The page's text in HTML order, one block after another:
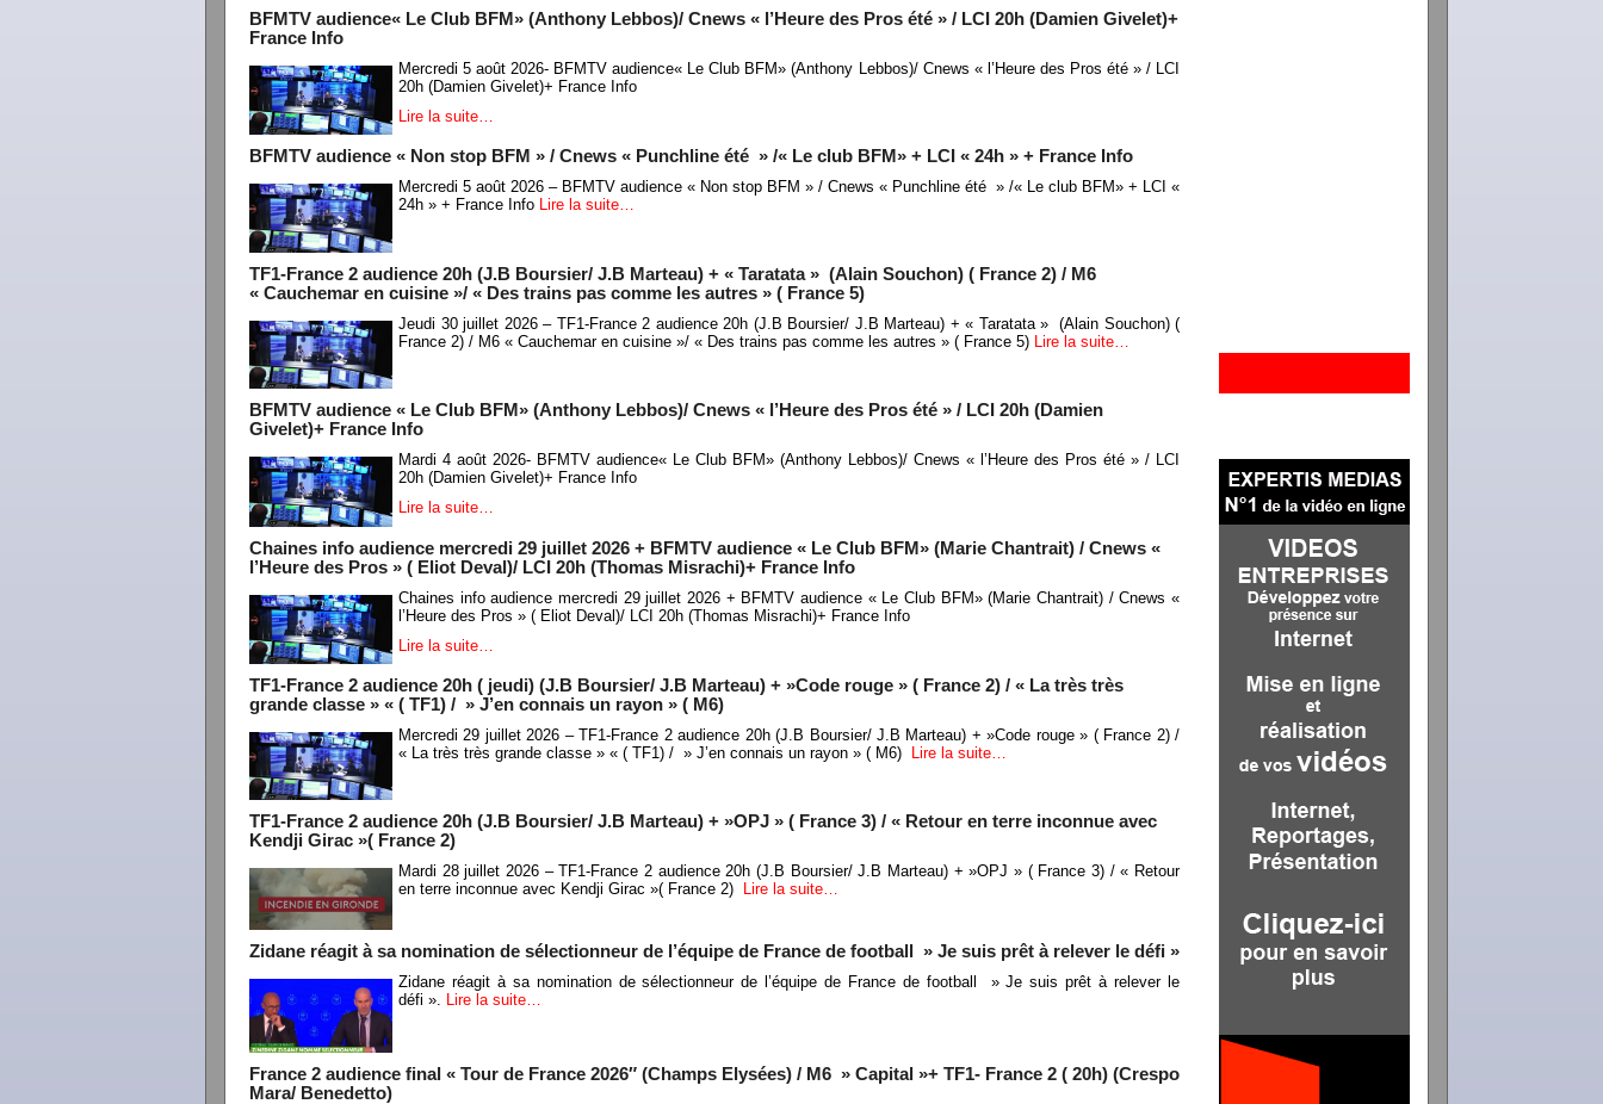
BFMTV audience« Le Club BFM» (Anthony Lebbos)/ Cnews « l’Heure des Pros été » / LCI 20h (Damien Givelet)+
France Info
Mercredi 5 août 2026- BFMTV audience« Le Club BFM» (Anthony Lebbos)/ Cnews « l’Heure des Pros été » / LCI
20h (Damien Givelet)+ France Info
Lire la suite…
BFMTV audience « Non stop BFM » / Cnews « Punchline été » /« Le club BFM» + LCI « 24h » + France Info
Mercredi 5 août 2026 – BFMTV audience « Non stop BFM » / Cnews « Punchline été » /« Le club BFM» + LCI «
24h » + France Info Lire la suite…
TF1-France 2 audience 20h (J.B Boursier/ J.B Marteau) + « Taratata » (Alain Souchon) ( France 2) / M6
« Cauchemar en cuisine »/ « Des trains pas comme les autres » ( France 5)
Jeudi 30 juillet 2026 – TF1-France 2 audience 20h (J.B Boursier/ J.B Marteau) + « Taratata » (Alain Souchon) (
France 2) / M6 « Cauchemar en cuisine »/ « Des trains pas comme les autres » ( France 5)
Lire la suite…
BFMTV audience « Le Club BFM» (Anthony Lebbos)/ Cnews « l’Heure des Pros été » / LCI 20h (Damien
Givelet)+ France Info
Mardi 4 août 2026- BFMTV audience« Le Club BFM» (Anthony Lebbos)/ Cnews « l’Heure des Pros été » / LCI
20h (Damien Givelet)+ France Info
Lire la suite…
Chaines info audience mercredi 29 juillet 2026 + BFMTV audience « Le Club BFM» (Marie Chantrait) / Cnews «
l’Heure des Pros » ( Eliot Deval)/ LCI 20h (Thomas Misrachi)+ France Info
Chaines info audience mercredi 29 juillet 2026 + BFMTV audience « Le Club BFM» (Marie Chantrait) / Cnews «
l’Heure des Pros » ( Eliot Deval)/ LCI 20h (Thomas Misrachi)+ France Info
Lire la suite…
TF1-France 2 audience 20h ( jeudi) (J.B Boursier/ J.B Marteau) + »Code rouge » ( France 2) / « La très très
grande classe » « ( TF1) / » J’en connais un rayon » ( M6)
Mercredi 29 juillet 2026 – TF1-France 2 audience 20h (J.B Boursier/ J.B Marteau) + »Code rouge » ( France 2) /
« La très très grande classe » « ( TF1) / » J’en connais un rayon » ( M6) Lire la suite…
TF1-France 2 audience 20h (J.B Boursier/ J.B Marteau) + »OPJ » ( France 3) / « Retour en terre inconnue avec
Kendji Girac »( France 2)
Mardi 28 juillet 2026 – TF1-France 2 audience 20h (J.B Boursier/ J.B Marteau) + »OPJ » ( France 3) / « Retour
en terre inconnue avec Kendji Girac »( France 2)
Lire la suite…
Zidane réagit à sa nomination de sélectionneur de l’équipe de France de football » Je suis prêt à relever le défi »
Zidane réagit à sa nomination de sélectionneur de l’équipe de France de football » Je suis prêt à relever le
défi ». Lire la suite…
France 2 audience final « Tour de France 2026″ (Champs Elysées) / M6 » Capital »+ TF1- France 2 ( 20h) (Crespo
Mara/ Benedetto)